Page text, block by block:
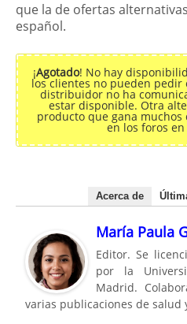
que la de ofertas
español.
¡Agotado! No hay
los clientes no pueden
distribuidor no ha
estar disponible. Otra
producto que gana muchos
en los foros en
Acerca de
María Paula
Editor. Se
por la
Madrid.
varias publicaciones de salud